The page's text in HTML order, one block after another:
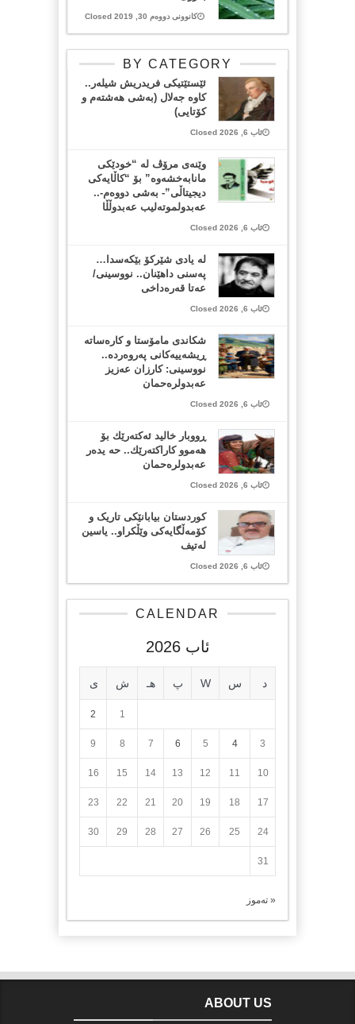
کانوونی دووەم 30, 2019 Closed
BY CATEGORY
ئێستێتیکی فریدریش شیلەر..
کاوە جەلال (بەشی هەشتەم و
کۆتایی)
ئاب 6, 2026 Closed
وێنەی مرۆڤ لە “خودێکی
مانابەخشەوە” بۆ “کاڵایەکی
دیجیتاڵی”- بەشی دووەم-..
عەبدولموتەلیب عەبدوڵڵا
ئاب 6, 2026 Closed
لە یادی شێرکۆ بێکەسدا…
پەسنی داهێنان.. نووسینی/
عەتا قەرەداخی
ئاب 6, 2026 Closed
شکاندی مامۆستا و کارەساتە
ڕیشەییەکانی پەروەردە..
نووسینی: کارزان عەزیز
عەبدولرەحمان
ئاب 6, 2026 Closed
ڕووبار خالید ئەكتەرێك بۆ
هەموو كاراكتەرێك.. حه یدەر
عەبدولرەحمان
ئاب 6, 2026 Closed
کوردستان بیابانێکی تاریک و
کۆمەڵگایەکی وێڵکراو.. یاسین
لەتیف
ئاب 6, 2026 Closed
CALENDAR
ئاب 2026
د س W پ هـ ش ی
1
2
3
4
5
6
7
8
9
10
11
12
13
14
15
16
17
18
19
20
21
22
23
24
25
26
27
28
29
30
31
« تەموز
ABOUT US